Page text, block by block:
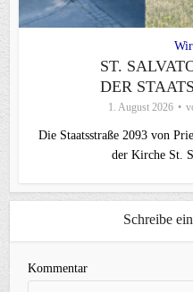
ST.
DER
1. August 2026
Die Staatsstraße 2093 von
der Kirche St.
Schreibe
Kommentar